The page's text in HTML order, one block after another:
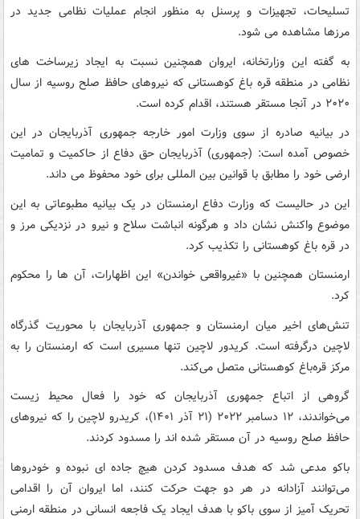
تسلیحات، تجهیزات و پرسنل به منظور انجام عملیات نظامی جدید در
مرزها مشاهده می‌ شود.
به گفته این وزارتخانه، ایروان همچنین نسبت به ایجاد زیرساخت‌ های
نظامی در منطقه قره باغ کوهستانی که نیروهای حافظ صلح روسیه از سال
۲۰۲۰ در آنجا مستقر هستند، اقدام کرده است.
در بیانیه صادره از سوی وزارت امور خارجه جمهوری آذربایجان در این
خصوص آمده است: (جمهوری) آذربایجان حق دفاع از حاکمیت و تمامیت
ارضی خود را مطابق با قوانین بین المللی برای خود محفوظ می داند.
این در حالیست که وزارت دفاع ارمنستان در یک بیانیه مطبوعاتی به این
موضوع واکنش نشان داد و هرگونه انباشت سلاح و نیرو در نزدیکی مرز و
در قره باغ کوهستانی را تکذیب کرد.
ارمنستان همچنین با «غیرواقعی خواندن» این اظهارات، آن‌ ها را محکوم
کرد.
تنش‌های اخیر میان ارمنستان و جمهوری آذربایجان با محوریت گذرگاه
لاچین درگرفته است. کریدور لاچین تنها مسیری است که ارمنستان را به
مرکز قره‌باغ کوهستانی متصل می‌کند.
گروهی از اتباع جمهوری آذربایجان که خود را فعال محیط زیست
می‌خواندند، ۱۲ دسامبر ۲۰۲۲ (۲۱ آذر ۱۴۰۱)، کریدرو لاچین را که نیروهای
حافظ صلح روسیه در آن مستقر شده اند را مسدود کردند.
باکو مدعی شد که هدف مسدود کردن هیچ جاده‌ ای نبوده و خودروها
می‌توانند آزادانه در هر دو جهت حرکت کنند، اما ایروان آن را اقدامی
تحریک آمیز از سوی باکو با هدف ایجاد یک فاجعه انسانی در منطقه ارمنی